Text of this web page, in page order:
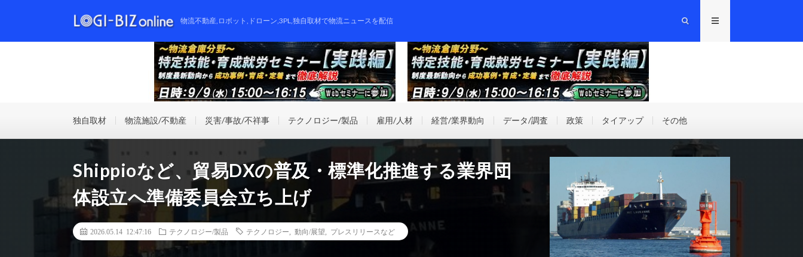
物流不動産,ロボット,ドローン,3PL,独自取材で物流ニュースを配信
独自取材 物流施設/不動産 災害/事故/不祥事 テクノロジー/製品 雇用/人材 経営/業界動向 データ/調査 政策 タイアップ その他
Shippioなど、貿易DXの普及・標準化推進する業界団
体設立へ準備委員会立ち上げ
2026.05.14 12:47:16 テクノロジー/製品 テクノロジー 動向/展望 プレスリリースなど